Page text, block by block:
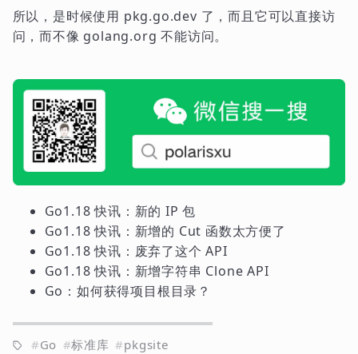
所以，是时候使用 pkg.go.dev 了，而且它可以直接访
问，而不像 golang.org 不能访问。
Go1.18 快讯：新的 IP 包
Go1.18 快讯：新增的 Cut 函数太方便了
Go1.18 快讯：废弃了这个 API
Go1.18 快讯：新增字符串 Clone API
Go：如何获得项目根目录？
Go 标准库 pkgsite